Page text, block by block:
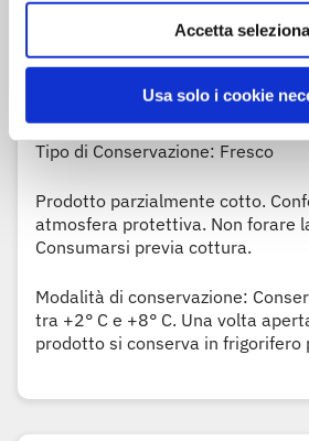
Accetta
Usa solo i cookie
Può contenere
senape
Tipo di Conservazione: Fresco
Prodotto parzialmente cotto.
atmosfera protettiva. Non forare
Consumarsi previa cottura.
Modalità di conservazione:
tra +2° C e +8° C. Una volta
prodotto si conserva in frigorifero